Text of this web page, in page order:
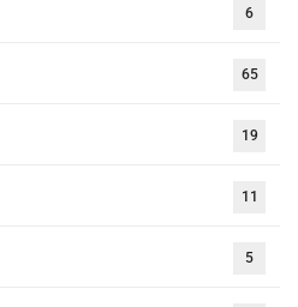
6
65
19
11
5